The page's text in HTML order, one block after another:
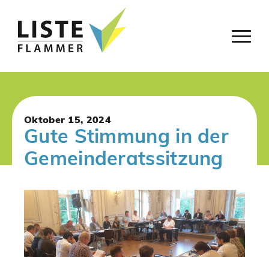
Oktober 15, 2024
Gute Stimmung in der
Gemeinderatssitzung